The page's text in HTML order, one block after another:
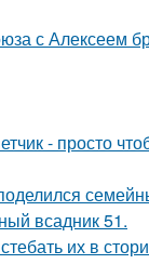
с Алексеем
- просто
всадник 51.
их в